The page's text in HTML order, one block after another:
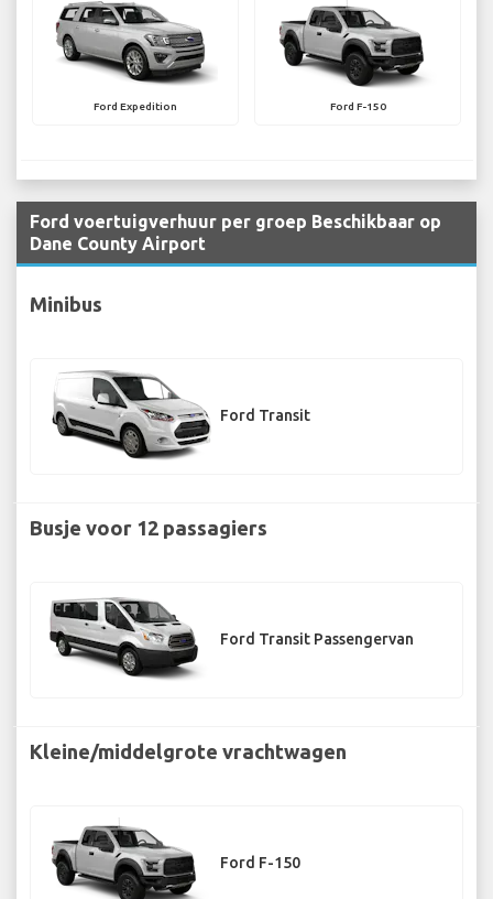
Ford Expedition Ford F-150
Ford voertuigverhuur per groep Beschikbaar op
Dane County Airport
Minibus
Ford Transit
Busje voor 12 passagiers
Ford Transit Passengervan
Kleine/middelgrote vrachtwagen
Ford F-150